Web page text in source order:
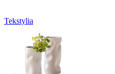
Tekstylia